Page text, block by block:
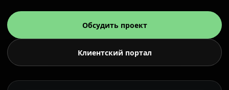
Обсудить проект
Клиентский портал